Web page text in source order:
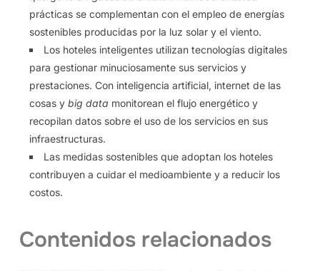
prácticas se complementan con el empleo de energías
sostenibles producidas por la luz solar y el viento.
Los hoteles inteligentes utilizan tecnologías digitales
para gestionar minuciosamente sus servicios y
prestaciones. Con inteligencia artificial, internet de las
cosas y big data monitorean el flujo energético y
recopilan datos sobre el uso de los servicios en sus
infraestructuras.
Las medidas sostenibles que adoptan los hoteles
contribuyen a cuidar el medioambiente y a reducir los
costos.
Contenidos relacionados